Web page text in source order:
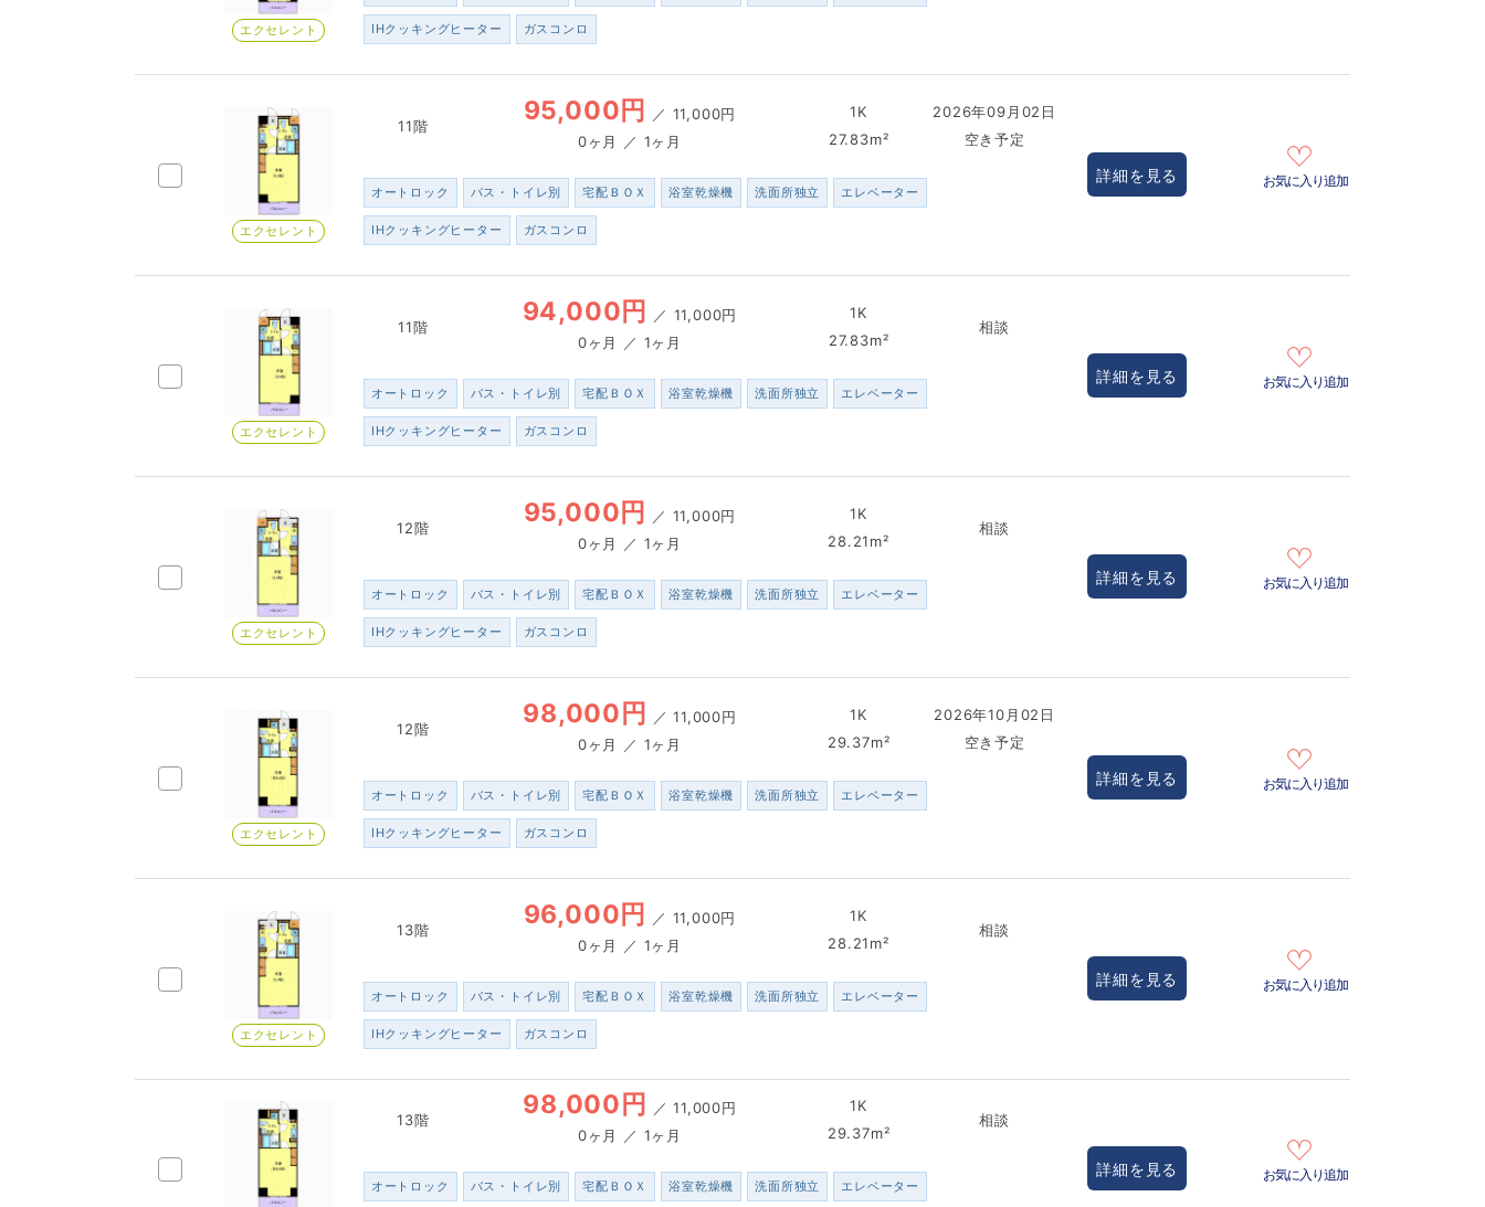
エクセレント IHクッキングヒーター ガスコンロ
エクセレント
11階 95,000円 ／ 11,000円
0ヶ月 ／ 1ヶ月
1K
27.83m²
2026年09月02日
空き予定
オートロック バス・トイレ別 宅配ＢＯＸ 浴室乾燥機 洗面所独立 エレベーター
IHクッキングヒーター ガスコンロ
詳細を見る お気に入り追加
エクセレント
11階 94,000円 ／ 11,000円
0ヶ月 ／ 1ヶ月
1K
27.83m²
相談
オートロック バス・トイレ別 宅配ＢＯＸ 浴室乾燥機 洗面所独立 エレベーター
IHクッキングヒーター ガスコンロ
詳細を見る お気に入り追加
エクセレント
12階 95,000円 ／ 11,000円
0ヶ月 ／ 1ヶ月
1K
28.21m²
相談
オートロック バス・トイレ別 宅配ＢＯＸ 浴室乾燥機 洗面所独立 エレベーター
IHクッキングヒーター ガスコンロ
詳細を見る お気に入り追加
エクセレント
12階 98,000円 ／11,000円
0ヶ月 ／ 1ヶ月
1K
29.37m²
2026年10月02日
空き予定
オートロック バス・トイレ別 宅配ＢＯＸ 浴室乾燥機 洗面所独立 エレベーター
IHクッキングヒーター ガスコンロ
詳細を見る お気に入り追加
エクセレント
13階 96,000円 ／ 11,000円
0ヶ月 ／ 1ヶ月
1K
28.21m²
相談
オートロック バス・トイレ別 宅配ＢＯＸ 浴室乾燥機 洗面所独立 エレベーター
IHクッキングヒーター ガスコンロ
詳細を見る お気に入り追加
13階 98,000円 ／11,000円
0ヶ月 ／ 1ヶ月
1K
29.37m²
相談
オートロック バス・トイレ別 宅配ＢＯＸ 浴室乾燥機 洗面所独立 エレベーター
詳細を見る お気に入り追加